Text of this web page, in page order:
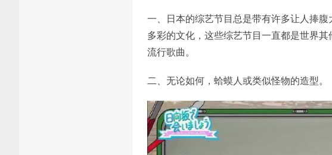
一、日本的综艺节目总是带有许多让人捧
多彩的文化，这些综艺节目一直都是世界
流行歌曲。
二、无论如何，蛤蟆人或类似怪物的造型。